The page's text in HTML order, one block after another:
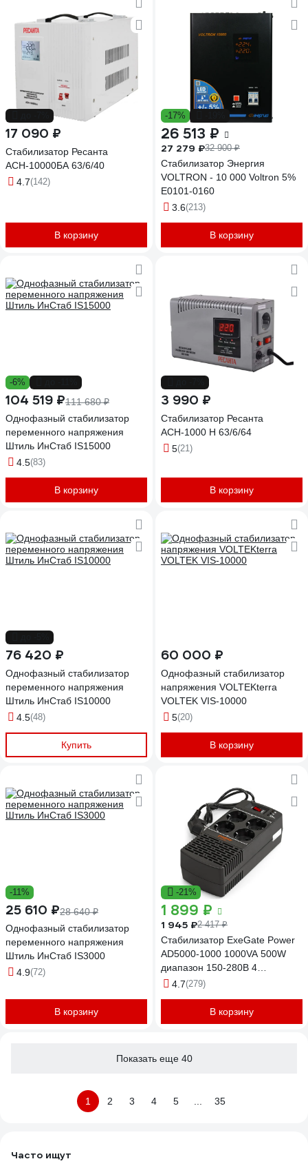
17 090 ₽
Стабилизатор Ресанта
АСН-10000БА 63/6/40
4.7(142)
В корзину
-17%
26 513 ₽
27 279 ₽32 900 ₽
Стабилизатор Энергия
VOLTRON - 10 000 Voltron 5%
Е0101-0160
3.6(213)
В корзину
-6%
104 519 ₽111 680 ₽
Однофазный стабилизатор
переменного напряжения
Штиль ИнСтаб IS15000
4.5(83)
В корзину
3 990 ₽
Стабилизатор Ресанта
АСН-1000 Н 63/6/64
5(21)
В корзину
76 420 ₽
Однофазный стабилизатор
переменного напряжения
Штиль ИнСтаб IS10000
4.5(48)
Купить
60 000 ₽
Однофазный стабилизатор
напряжения VOLTEKterra
VOLTEK VIS-10000
5(20)
В корзину
-11%
25 610 ₽28 640 ₽
Однофазный стабилизатор
переменного напряжения
Штиль ИнСтаб IS3000
4.9(72)
В корзину
-21%
1 899 ₽
1 945 ₽2 417 ₽
Стабилизатор ExeGate Power
AD5000-1000 1000VA 500W
диапазон 150-280В 4
евророзетки 285939
4.7(279)
В корзину
Показать еще 40
1 2 3 4 5 35
Часто ищут